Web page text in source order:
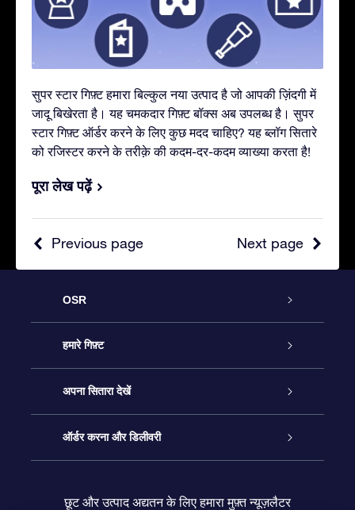
सुपर स्टार गिफ़्ट हमारा बिल्कुल नया उत्पाद है जो आपकी ज़िंदगी में
जादू बिखेरता है। यह चमकदार गिफ़्ट बॉक्स अब उपलब्ध है। सुपर
स्टार गिफ़्ट ऑर्डर करने के लिए कुछ मदद चाहिए? यह ब्लॉग सितारे
को रजिस्टर करने के तरीक़े की कदम-दर-कदम व्याख्या करता है!
पूरा लेख पढ़ें
Next page
Previous page
OSR
ग्राहक सेवा
हमसे संपर्क करें
ब्लॉग
हमारे गिफ़्ट
ऑनलाइन स्टार गिफ़्ट
OSR गिफ़्ट पैक
अपना सितारा देखें
स्टार रजिस्टर
ऑर्डर करना और डिलीवरी
छूट और उत्पाद अद्यतन के लिए हमारा मुफ़्त न्यूज़लैटर